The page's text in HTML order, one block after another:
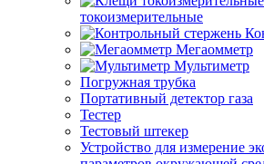
токоизмерительные
Мегаомметр
Мультиметр
Погружная трубка
Портативный детектор газа
Тестер
Тестовый штекер
Устройство для измерение